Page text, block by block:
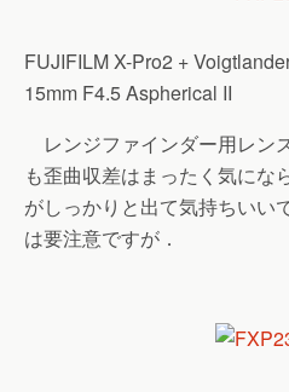
FUJIFILM X-Pro2 +
15mm F4.5 Aspherical II
レンジファインダー用レン
も歪曲収差はまったく気にな
がしっかりと出て気持ちいい
は要注意ですが．